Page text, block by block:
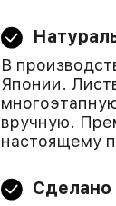
В
Японии.
вручную.
настоящему
Сделано